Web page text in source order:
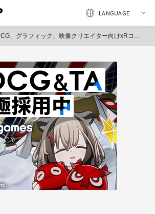
CG、グラフィック、映像クリエイター向けxRコンテンツ制作コース公開、オンライン学習「NEWVIEW SCHOOL ONLINE」（Psychlc VR Lab）